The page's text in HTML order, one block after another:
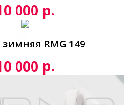
000 р.
зимняя RMG 149
000 р.